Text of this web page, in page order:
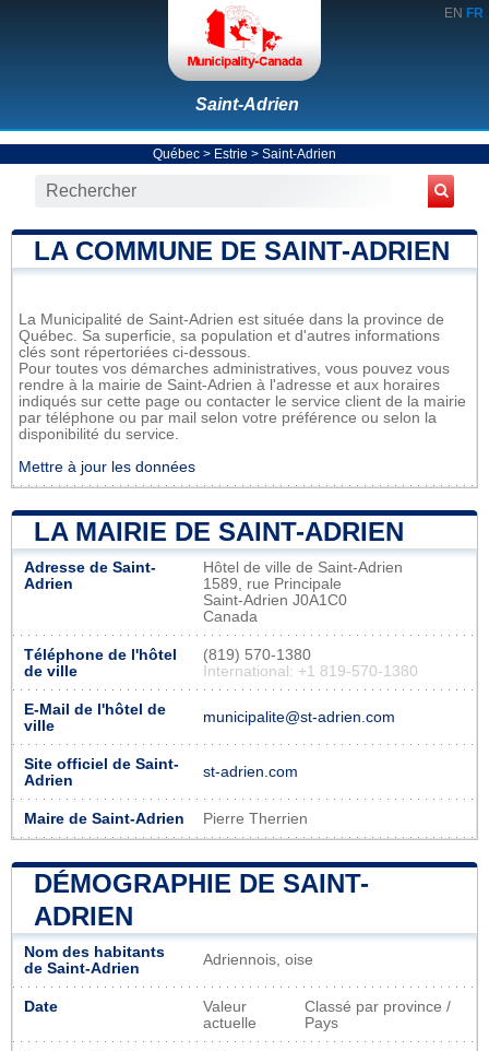
EN FR
Saint-Adrien
Québec > Estrie > Saint-Adrien
LA COMMUNE DE SAINT-ADRIEN
La Municipalité de Saint-Adrien est située dans la province de
Québec. Sa superficie, sa population et d'autres informations
clés sont répertoriées ci-dessous.
Pour toutes vos démarches administratives, vous pouvez vous
rendre à la mairie de Saint-Adrien à l'adresse et aux horaires
indiqués sur cette page ou contacter le service client de la mairie
par téléphone ou par mail selon votre préférence ou selon la
disponibilité du service.
Mettre à jour les données
LA MAIRIE DE SAINT-ADRIEN
Adresse de Saint-
Adrien
Hôtel de ville de Saint-Adrien
1589, rue Principale
Saint-Adrien J0A1C0
Canada
Téléphone de l'hôtel
de ville
(819) 570-1380
International: +1 819-570-1380
E-Mail de l'hôtel de
ville
municipalite@st-adrien.com
Site officiel de Saint-
Adrien
st-adrien.com
Maire de Saint-Adrien Pierre Therrien
DÉMOGRAPHIE DE SAINT-
ADRIEN
Nom des habitants
de Saint-Adrien
Adriennois, oise
Date
Valeur
actuelle
Classé par province /
Pays